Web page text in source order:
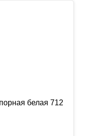
белая 712